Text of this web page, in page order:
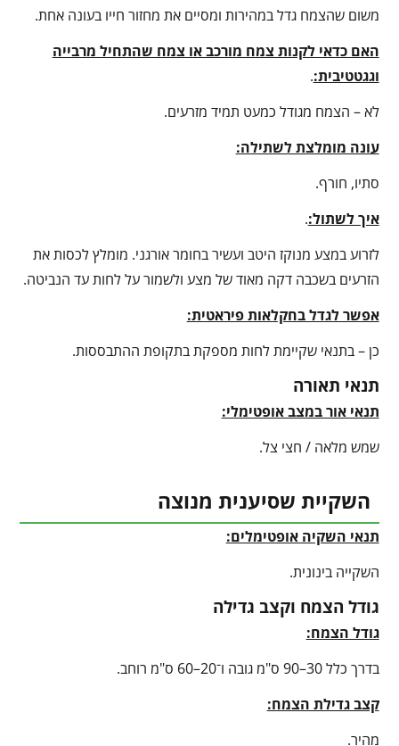
משום שהצמח גדל במהירות ומסיים את מחזור חייו בעונה אחת.
האם כדאי לקנות צמח מורכב או צמח שהתחיל מרבייה
וגגטטיבית:.
לא – הצמח מגודל כמעט תמיד מזרעים.
עונה מומלצת לשתילה:
סתיו, חורף.
איך לשתול:.
לזרוע במצע מנוקז היטב ועשיר בחומר אורגני. מומלץ לכסות את
הזרעים בשכבה דקה מאוד של מצע ולשמור על לחות עד הנביטה.
אפשר לגדל בחקלאות פיראטית:
כן – בתנאי שקיימת לחות מספקת בתקופת ההתבססות.
תנאי תאורה
תנאי אור במצב אופטימלי:
שמש מלאה / חצי צל.
השקיית שסיענית מנוצה
תנאי השקיה אופטימלים:
השקייה בינונית.
גודל הצמח וקצב גדילה
גודל הצמח:
בדרך כלל 30–90 ס"מ גובה ו־20–60 ס"מ רוחב.
קצב גדילת הצמח:
מהיר.